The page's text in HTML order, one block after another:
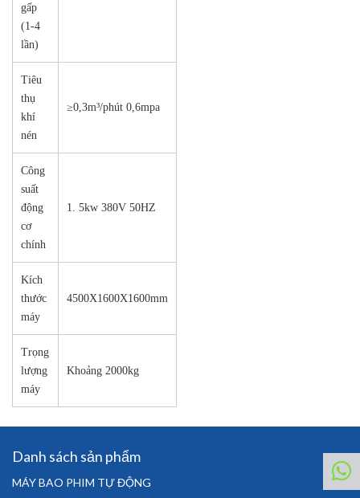
gấp
(1-4
lần)
Tiêu
thụ
khí
nén
≥0,3m³/phút 0,6mpa
Công
suất
động
cơ
chính
1. 5kw 380V 50HZ
Kích
thước
máy
4500X1600X1600mm
Trọng
lượng
máy
Khoảng 2000kg
Danh sách sản phẩm
MÁY BAO PHIM TỰ ĐỘNG